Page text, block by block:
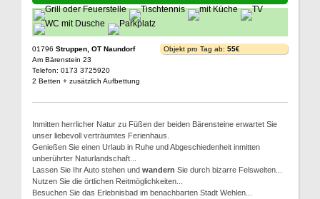
01796 Struppen, OT Naundorf
Am Bärenstein 23
Telefon: 0173 3725920
2 Betten + zusätzlich Aufbettung
Objekt pro Tag ab: 55€
Inmitten herrlicher Natur zu Füßen der beiden Bärensteine erwartet Sie
unser liebevoll verträumtes Ferienhaus.
Genießen Sie einen Urlaub in Ruhe und Abgeschiedenheit inmitten
unberührter Naturlandschaft...
Lassen Sie Ihr Auto stehen und wandern Sie durch bizarre Felswelten...
Nutzen Sie die örtlichen Reitmöglichkeiten...
Besuchen Sie das Erlebnisbad im benachbarten Stadt Wehlen...